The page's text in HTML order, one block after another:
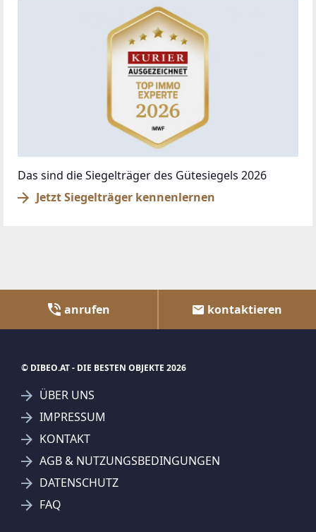
Das sind die Siegelträger des Gütesiegels 2026
Jetzt Siegelträger kennenlernen
anrufen kontaktieren
© DIBEO.AT - DIE BESTEN OBJEKTE 2026
ÜBER UNS
IMPRESSUM
KONTAKT
AGB & NUTZUNGSBEDINGUNGEN
DATENSCHUTZ
FAQ